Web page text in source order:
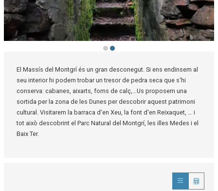
El Massís del Montgrí és un gran desconegut. Si ens endinsem al
seu interior hi podem trobar un tresor de pedra seca que s'hi
conserva: cabanes, aixarts, forns de calç,…Us proposem una
sortida per la zona de les Dunes per descobrir aquest patrimoni
cultural. Visitarem la barraca d'en Xeu, la font d'en Reixaquet, … i
tot això descobrint el Parc Natural del Montgrí, les illes Medes i el
Baix Ter.